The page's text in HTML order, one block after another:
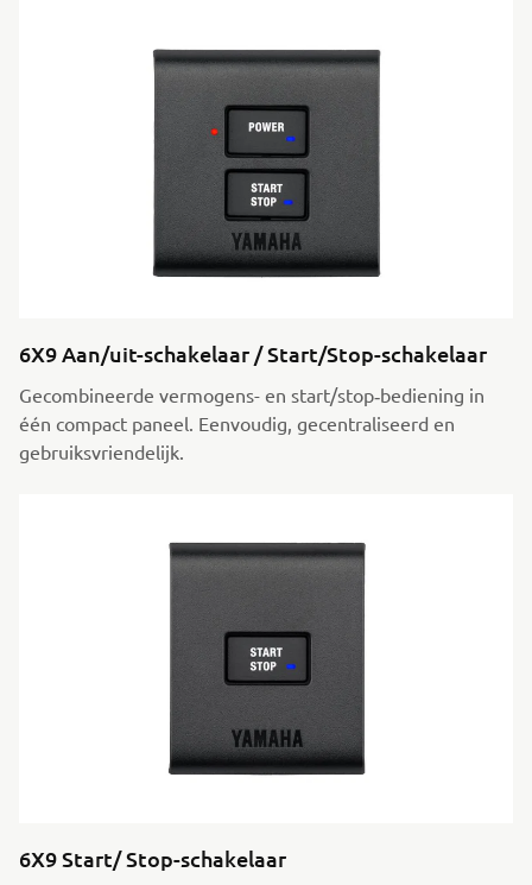
6X9 Aan/uit-schakelaar / Start/Stop-schakelaar
Gecombineerde vermogens- en start/stop‑bediening in
één compact paneel. Eenvoudig, gecentraliseerd en
gebruiksvriendelijk.
6X9 Start/ Stop-schakelaar